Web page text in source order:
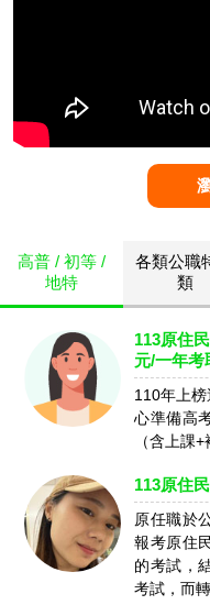
高普 / 初等 /
地特
各類公職
類
113原住
元/一年考
110年上
心準備高
（含上課+
113原住
原任職於
報考原住
的考試，
考試，而